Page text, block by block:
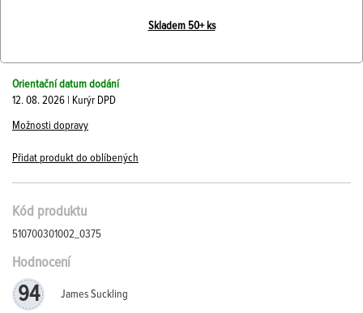
Skladem 50+ ks
Orientační datum dodání
12. 08. 2026 | Kurýr DPD
Možnosti dopravy
Přidat produkt do oblíbených
Kód produktu
510700301002_0375
Hodnocení
94 James Suckling